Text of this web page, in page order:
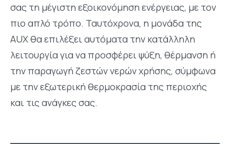
σας τη μέγιστη εξοικονόμηση ενέργειας, με τον
πιο απλό τρόπο. Ταυτόχρονα, η μονάδα της
AUX θα επιλέξει αυτόματα την κατάλληλη
λειτουργία για να προσφέρει ψύξη, θέρμανση ή
την παραγωγή ζεστών νερών χρήσης, σύμφωνα
με την εξωτερική θερμοκρασία της περιοχής
και τις ανάγκες σας.